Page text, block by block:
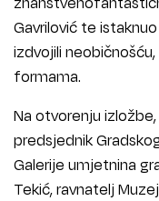
Gavrilović te
izdvojili
formama.
Na otvorenju izložbe,
predsjednik
Galerije umjetnina
Tekić, ravnatelj